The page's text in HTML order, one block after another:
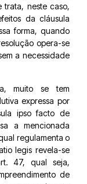
trata, neste caso,
da cláusula
forma, quando
opera-se
a necessidade
muito se tem
expressa por
ipso facto de
a mencionada
regulamenta o
legis revela-se
47, qual seja,
de